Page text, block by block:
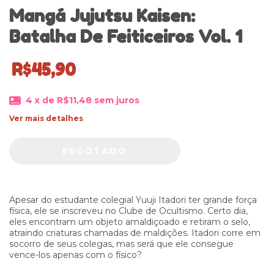
Mangá Jujutsu Kaisen:
Batalha De Feiticeiros Vol. 1
R$45,90
4 x de R$11,48 sem juros
Ver mais detalhes
Apesar do estudante colegial Yuuji Itadori ter grande força
física, ele se inscreveu no Clube de Ocultismo. Certo dia,
eles encontram um objeto amaldiçoado e retiram o selo,
atraindo criaturas chamadas de maldições. Itadori corre em
socorro de seus colegas, mas será que ele consegue
vence-los apenas com o físico?